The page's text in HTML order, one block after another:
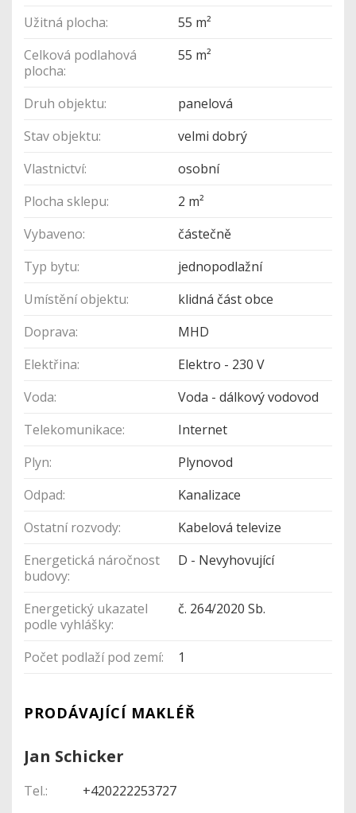
Užitná plocha:
55 m²
Celková podlahová
plocha:
55 m²
Druh objektu:
panelová
Stav objektu:
velmi dobrý
Vlastnictví:
osobní
Plocha sklepu:
2 m²
Vybaveno:
částečně
Typ bytu:
jednopodlažní
Umístění objektu:
klidná část obce
Doprava:
MHD
Elektřina:
Elektro - 230 V
Voda:
Voda - dálkový vodovod
Telekomunikace:
Internet
Plyn:
Plynovod
Odpad:
Kanalizace
Ostatní rozvody:
Kabelová televize
Energetická náročnost
budovy:
D - Nevyhovující
Energetický ukazatel
podle vyhlášky:
č. 264/2020 Sb.
Počet podlaží pod zemí: 1
PRODÁVAJÍCÍ MAKLÉŘ
Jan Schicker
Tel.:
+420222253727